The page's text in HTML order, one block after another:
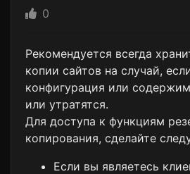
0
Рекомендуется всегда
копии сайтов на случай,
конфигурация или
или утратятся.
Для доступа к функциям
копирования, сделайте
Если вы являетесь